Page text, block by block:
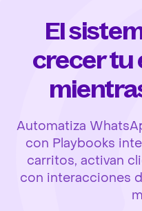
El
crecer tu
Automatiza
con Playbooks
carritos, activan
con interacciones